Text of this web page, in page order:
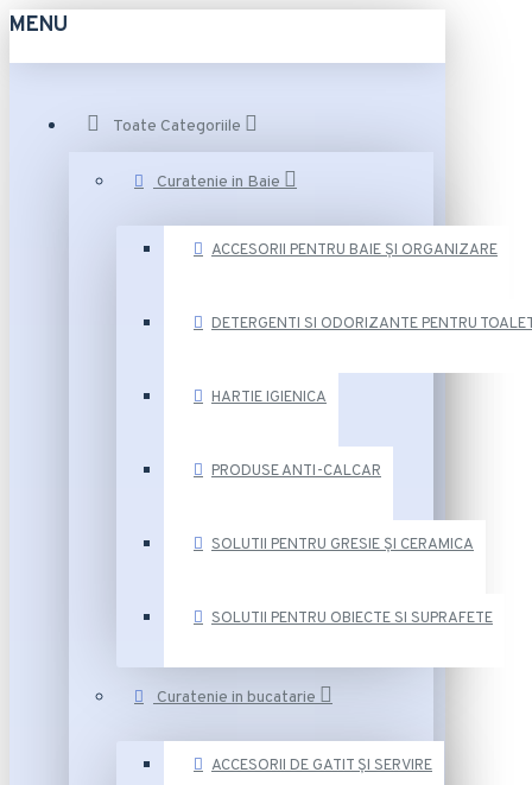
MENU
Toate Categoriile
Curatenie in Baie
ACCESORII PENTRU BAIE ȘI ORGANIZARE
DETERGENTI SI ODORIZANTE PENTRU
HARTIE IGIENICA
PRODUSE ANTI-CALCAR
SOLUTII PENTRU GRESIE ȘI CERAMICA
SOLUTII PENTRU OBIECTE SI SUPRAFETE
Curatenie in bucatarie
ACCESORII DE GATIT ȘI SERVIRE